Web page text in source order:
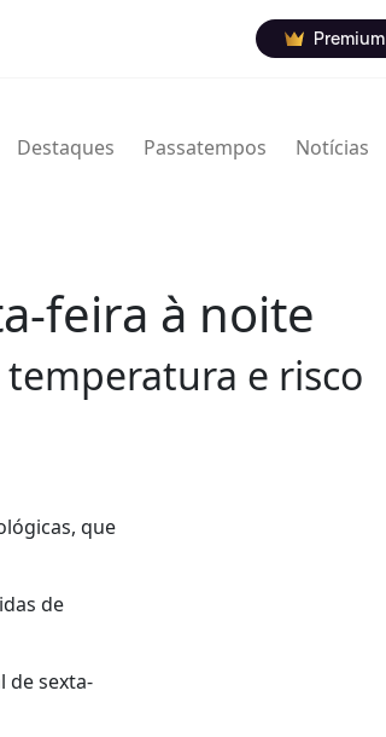
Premium
Destaques Passatempos Notícias
feira à noite
e risco
que
de
de sexta-